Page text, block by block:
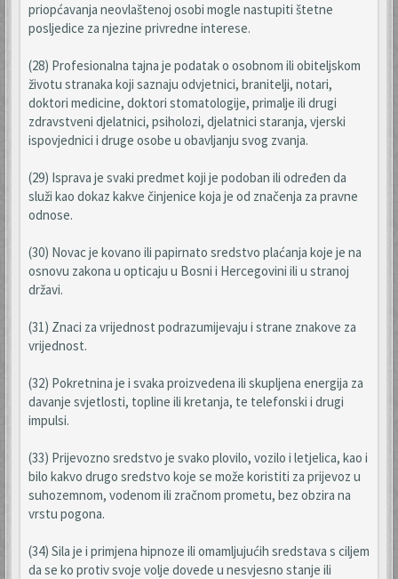
priopćavanja neovlaštenoj osobi mogle nastupiti štetne
posljedice za njezine privredne interese.
(28) Profesionalna tajna je podatak o osobnom ili obiteljskom
životu stranaka koji saznaju odvjetnici, branitelji, notari,
doktori medicine, doktori stomatologije, primalje ili drugi
zdravstveni djelatnici, psiholozi, djelatnici staranja, vjerski
ispovjednici i druge osobe u obavljanju svog zvanja.
(29) Isprava je svaki predmet koji je podoban ili određen da
služi kao dokaz kakve činjenice koja je od značenja za pravne
odnose.
(30) Novac je kovano ili papirnato sredstvo plaćanja koje je na
osnovu zakona u opticaju u Bosni i Hercegovini ili u stranoj
državi.
(31) Znaci za vrijednost podrazumijevaju i strane znakove za
vrijednost.
(32) Pokretnina je i svaka proizvedena ili skupljena energija za
davanje svjetlosti, topline ili kretanja, te telefonski i drugi
impulsi.
(33) Prijevozno sredstvo je svako plovilo, vozilo i letjelica, kao i
bilo kakvo drugo sredstvo koje se može koristiti za prijevoz u
suhozemnom, vodenom ili zračnom prometu, bez obzira na
vrstu pogona.
(34) Sila je i primjena hipnoze ili omamljujućih sredstava s ciljem
da se ko protiv svoje volje dovede u nesvjesno stanje ili